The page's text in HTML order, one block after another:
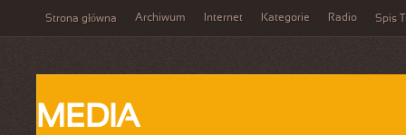
Strona główna Archiwum Internet Kategorie Radio Spis
MEDIA